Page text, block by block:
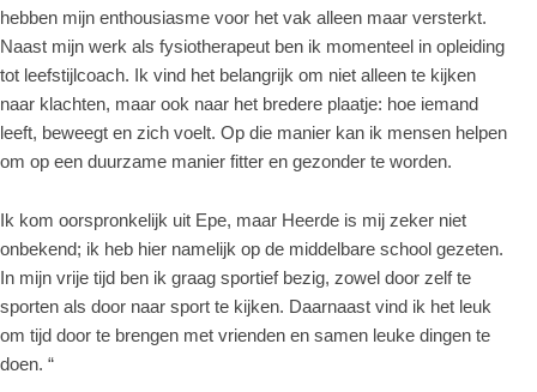
hebben mijn enthousiasme voor het vak alleen maar versterkt.
Naast mijn werk als fysiotherapeut ben ik momenteel in opleiding
tot leefstijlcoach. Ik vind het belangrijk om niet alleen te kijken
naar klachten, maar ook naar het bredere plaatje: hoe iemand
leeft, beweegt en zich voelt. Op die manier kan ik mensen helpen
om op een duurzame manier fitter en gezonder te worden.
Ik kom oorspronkelijk uit Epe, maar Heerde is mij zeker niet
onbekend; ik heb hier namelijk op de middelbare school gezeten.
In mijn vrije tijd ben ik graag sportief bezig, zowel door zelf te
sporten als door naar sport te kijken. Daarnaast vind ik het leuk
om tijd door te brengen met vrienden en samen leuke dingen te
doen. “